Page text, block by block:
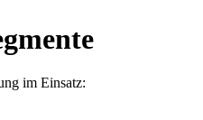
im Einsatz: